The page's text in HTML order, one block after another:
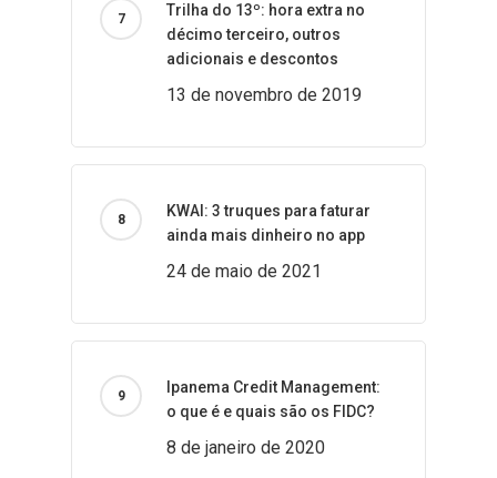
Trilha do 13º: hora extra no
décimo terceiro, outros
adicionais e descontos
13 de novembro de 2019
KWAI: 3 truques para faturar
ainda mais dinheiro no app
24 de maio de 2021
Ipanema Credit Management:
o que é e quais são os FIDC?
8 de janeiro de 2020